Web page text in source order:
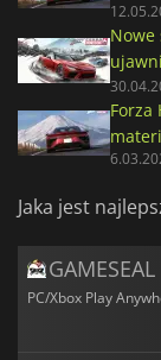
Nowe
Forza
Jaka jest
GAMESEAL
PC/Xbox Play